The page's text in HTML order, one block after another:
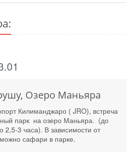
Озеро Маньяра
Килиманджаро ( JRO), встреча
парк на озеро Маньяра. (до
2,5-3 часа). В зависимости от
сафари в парке.